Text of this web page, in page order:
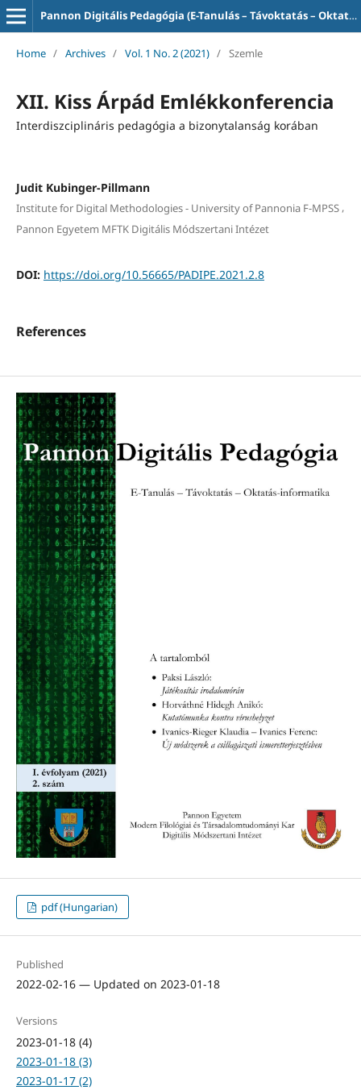
Pannon Digitális Pedagógia (E-Tanulás – Távoktatás – Oktatás-informatika)
Home / Archives / Vol. 1 No. 2 (2021) / Szemle
XII. Kiss Árpád Emlékkonferencia
Interdiszciplináris pedagógia a bizonytalanság korában
Judit Kubinger-Pillmann
Institute for Digital Methodologies - University of Pannonia F-MPSS,
Pannon Egyetem MFTK Digitális Módszertani Intézet
DOI: https://doi.org/10.56665/PADIPE.2021.2.8
References
pdf (Hungarian)
Published
2022-02-16 — Updated on 2023-01-18
Versions
2023-01-18 (4)
2023-01-18 (3)
2023-01-17 (2)